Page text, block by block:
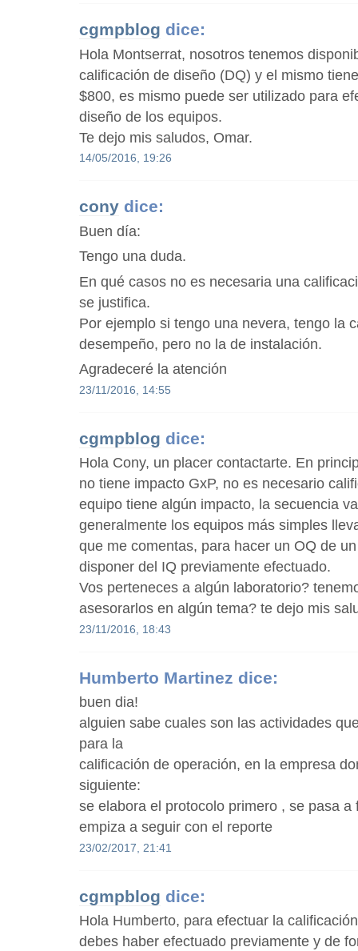
cgmpblog dice:
Hola Montserrat, nosotros tenemos
calificación de diseño (DQ) y el mismo
$800, es mismo puede ser utilizado para
diseño de los equipos.
Te dejo mis saludos, Omar.
14/05/2016, 19:26
cony dice:
Buen día:
Tengo una duda.
En qué casos no es necesaria una
se justifica.
Por ejemplo si tengo una nevera, tengo la
desempeño, pero no la de instalación.
Agradeceré la atención
23/11/2016, 14:55
cgmpblog dice:
Hola Cony, un placer contactarte. En
no tiene impacto GxP, no es necesario
equipo tiene algún impacto, la secuencia
generalmente los equipos más simples
que me comentas, para hacer un OQ de
disponer del IQ previamente efectuado.
Vos perteneces a algún laboratorio?
asesorarlos en algún tema? te dejo mis
23/11/2016, 18:43
Humberto Martinez dice:
buen dia!
alguien sabe cuales son las actividades
para la
calificación de operación, en la empresa
siguiente:
se elabora el protocolo primero , se pasa a
empiza a seguir con el reporte
23/02/2017, 21:41
cgmpblog dice:
Hola Humberto, para efectuar la
debes haber efectuado previamente y de